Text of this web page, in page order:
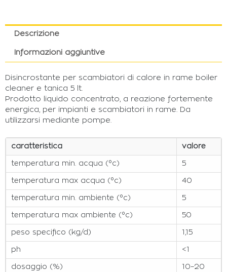
Descrizione
Informazioni aggiuntive
Disincrostante per scambiatori di calore in rame boiler
cleaner e tanica 5 lt.
Prodotto liquido concentrato, a reazione fortemente
energica, per impianti e scambiatori in rame. Da
utilizzarsi mediante pompe.
caratteristica valore
temperatura min. acqua (°c) 5
temperatura max acqua (°c) 40
temperatura min. ambiente (°c) 5
temperatura max ambiente (°c) 50
peso specifico (kg/d) 1,15
ph <1
dosaggio (%) 10–20